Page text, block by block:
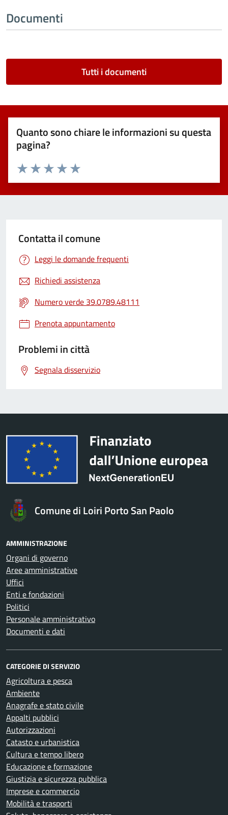
Documenti
Tutti i documenti
Quanto sono chiare le informazioni su questa
pagina?
Valuta 5 stelle su 5
Valuta 4 stelle su 5
Valuta 3 stelle su 5
Valuta 2 stelle su 5
Valuta 1 stelle su 5
Contatta il comune
Leggi le domande frequenti
Richiedi assistenza
Numero verde 39.0789.48111
Prenota appuntamento
Problemi in città
Segnala disservizio
Comune di Loiri Porto San Paolo
AMMINISTRAZIONE
Organi di governo
Aree amministrative
Uffici
Enti e fondazioni
Politici
Personale amministrativo
Documenti e dati
CATEGORIE DI SERVIZIO
Agricoltura e pesca
Ambiente
Anagrafe e stato civile
Appalti pubblici
Autorizzazioni
Catasto e urbanistica
Cultura e tempo libero
Educazione e formazione
Giustizia e sicurezza pubblica
Imprese e commercio
Mobilità e trasporti